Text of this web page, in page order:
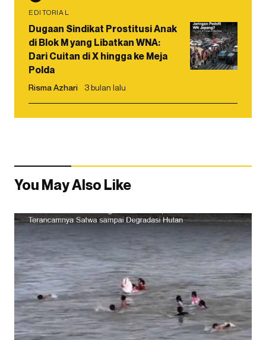
EDITORIAL
Dugaan Sindikat Prostitusi Anak
di Blok M yang Libatkan WNA:
Dari Cuitan di X hingga ke Meja
Polda
Risma Azhari 3 bulan lalu
You May Also Like